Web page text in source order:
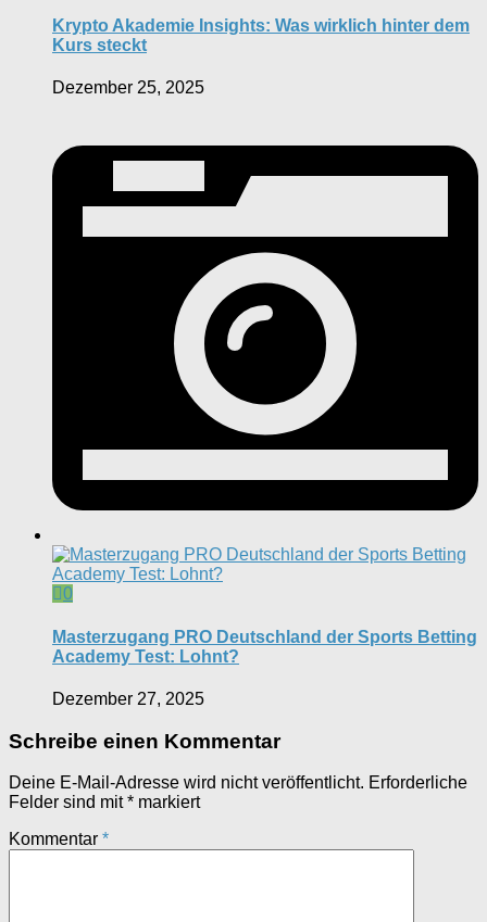
Krypto Akademie Insights: Was wirklich hinter dem
Kurs steckt
Dezember 25, 2025
0
Masterzugang PRO Deutschland der Sports Betting
Academy Test: Lohnt?
Dezember 27, 2025
Schreibe einen Kommentar
Deine E-Mail-Adresse wird nicht veröffentlicht. Erforderliche
Felder sind mit* markiert
Kommentar *